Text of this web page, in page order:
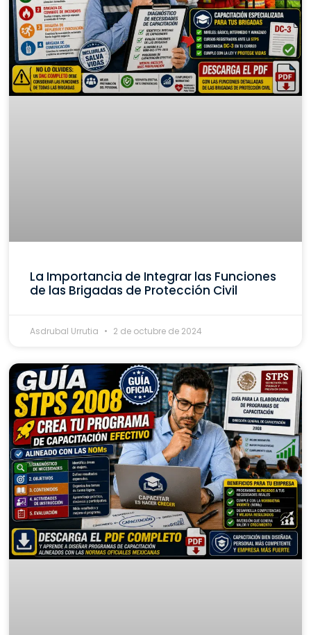
La Importancia de Integrar las Funciones
de las Brigadas de Protección Civil
Asdrubal Urrutia 2 de octubre de 2024